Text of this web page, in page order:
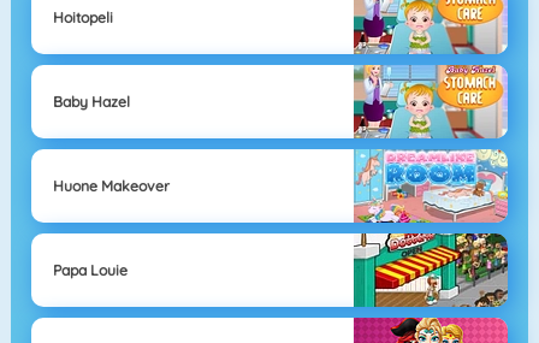
Hoitopeli
Baby Hazel
Huone Makeover
Papa Louie